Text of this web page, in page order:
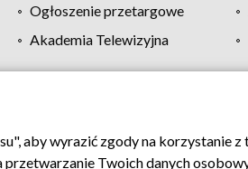
Ogłoszenie przetargowe
Akademia Telewizyjna
Regulamin TVP Polityka
aby wyrazić zgody na korzystanie
Twoich danych